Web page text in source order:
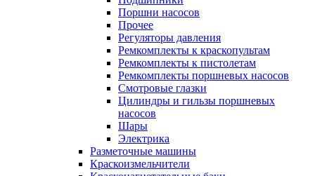
Поршни насосов
Прочее
Регуляторы давления
Ремкомплекты к краскопультам
Ремкомплекты к пистолетам
Ремкомплекты поршневых насосов
Смотровые глазки
Цилиндры и гильзы поршневых
насосов
Шары
Электрика
Разметочные машины
Краскоизмельчители